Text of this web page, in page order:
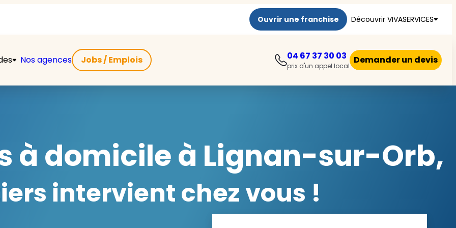
Ouvrir une franchise Découvrir VIVASERVICES
Nos agences Jobs / Emplois 04 67 37 30 03
prix d'un appel local
Demander un devis
à domicile à Lignan-sur-Orb,
intervient chez vous !